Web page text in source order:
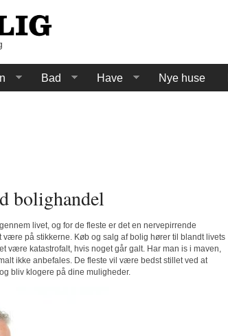
Bad Have Nye huse
bolighandel
livet, og for de fleste er det en nervepirrende
på stikkerne. Køb og salg af bolig hører til blandt livets
være katastrofalt, hvis noget går galt. Har man is i maven,
ikke anbefales. De fleste vil være bedst stillet ved at
bliv klogere på dine muligheder.